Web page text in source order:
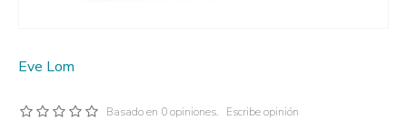
Eve Lom
Basado en 0 opiniones. Escribe opinión